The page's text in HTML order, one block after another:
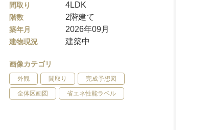
間取り 4LDK
階数 2階建て
築年月 2026年09月
建物現況 建築中
画像カテゴリ
外観 間取り 完成予想図
全体区画図 省エネ性能ラベル